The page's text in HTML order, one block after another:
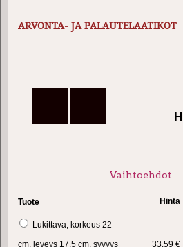
ARVONTA- JA PALAUTELAATIKOT
Vaihtoehdot
Tuote Hinta
Lukittava, korkeus 22
cm, leveys 17,5 cm, syvyys
33.59 €